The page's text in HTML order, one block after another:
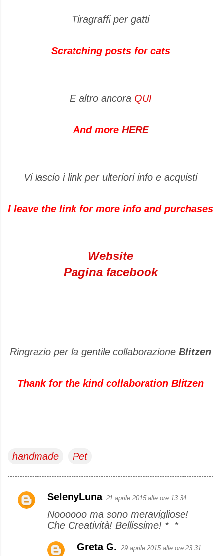
Tiragraffi per gatti
Scratching posts for cats
E altro ancora QUI
And more HERE
Vi lascio i link per ulteriori info e acquisti
I leave the link for more info and purchases
Website
Pagina facebook
Ringrazio per la gentile collaborazione Blitzen
Thank for the kind collaboration Blitzen
handmade Pet
C
SelenyLuna 21 aprile 2015 alle ore 13:34
Noooooo ma sono meravigliose!
Che Creatività! Bellissime! *_*
Greta G. 29 aprile 2015 alle ore 23:31